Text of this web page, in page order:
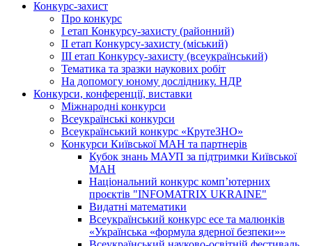
Конкурс-захист
Про конкурс
І етап Конкурсу-захисту (районний)
ІІ етап Конкурсу-захисту (міський)
ІІІ етап Конкурсу-захисту (всеукраїнський)
Тематика та зразки наукових робіт
На допомогу юному досліднику. НДР
Конкурси, конференції, виставки
Міжнародні конкурси
Всеукраїнські конкурси
Всеукраїнський конкурс «КрутеЗНО»
Конкурси Київської МАН та партнерів
Кубок знань МАУП за підтримки Київської
МАН
Національний конкурс комп’ютерних
проєктів "INFOMATRIX UKRAINE"
Видатні математики
Всеукраїнський конкурс есе та малюнків
«Українська «формула ядерної безпеки»»